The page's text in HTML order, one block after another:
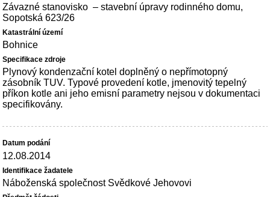
Závazné stanovisko – stavební úpravy rodinného domu,
Sopotská 623/26
Bohnice
Plynový kondenzační kotel doplněný o nepřímotopný
zásobník TUV. Typové provedení kotle, jmenovitý tepelný
příkon kotle ani jeho emisní parametry nejsou v dokumentaci
specifikovány.
12.08.2014
Náboženská společnost Svědkové Jehovovi